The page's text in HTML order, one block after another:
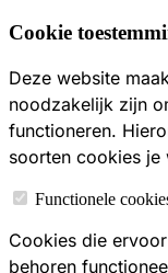
Cookie
Deze website
noodzakelijk zijn
functioneren.
soorten cookies je
Functionele
Cookies die
behoren